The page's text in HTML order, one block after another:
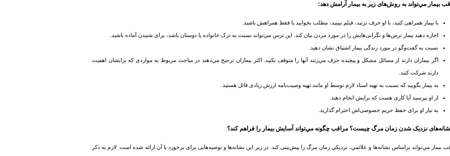
بیمار مي‌تواند به روش‌های زیر به بیمار آرامش دهد:
با بیمار همراهی کنید، با او حرف بزنید، فیلم ببینید، مطلب بخوانید یا فقط همراهش باشید.
اجازه دهید بیمار ترس‌ها و نگرانی‌هایش را در مورد مردن بیان کند. این ترس مي‌تواند نسبت به ترک خانواده یا دوستان باشد، برای شنيدن آماده باشید.
نسبت به گفت‌وگو در مورد زندگی بیمار اشتیاق نشان دهید.
اگر بیماران دارند از مسائل مشکل و پیچیده حرف مي‌زنند آنها را متوقف نکنید. اکثر بیماران ترجیح مي‌دهند در مباحث مربوط به مواردی که برایشان اهمیت
دارند شرکت کنند.
به بیمار بگويید که نسبت به تهیه اسناد لازم توسط او مانند تهیه وصیت‌نامه ارزش زیادی قائل هستید.
از او بپرسید آیا کاری هست که برایش انجام دهید.
به نیاز او برای حفظ حريم خصوصی‌اش احترام گذارید.
بیمار مي‌تواند براساس نشانه‌ها و علائمي، ‌نزديکي زمان مرگ را پیش‌بینی کند. در زیر این نشانه‌ها و توصیه‌هایی برای برخورد با آن ارائه شده است. لازم به ذکر